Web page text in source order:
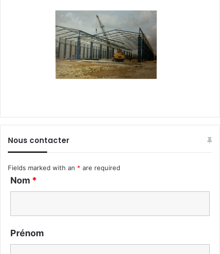
Nous contacter
Fields marked with an * are required
Nom *
Prénom